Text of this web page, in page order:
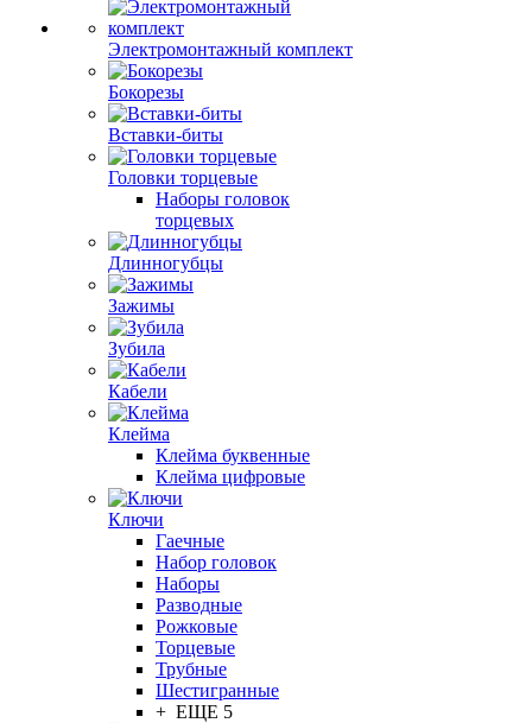
Электромонтажный комплект
Бокорезы
Вставки-биты
Головки торцевые
Наборы головок
торцевых
Длинногубцы
Зажимы
Зубила
Кабели
Клейма
Клейма буквенные
Клейма цифровые
Ключи
Гаечные
Набор головок
Наборы
Разводные
Рожковые
Торцевые
Трубные
Шестигранные
+ ЕЩЕ 5